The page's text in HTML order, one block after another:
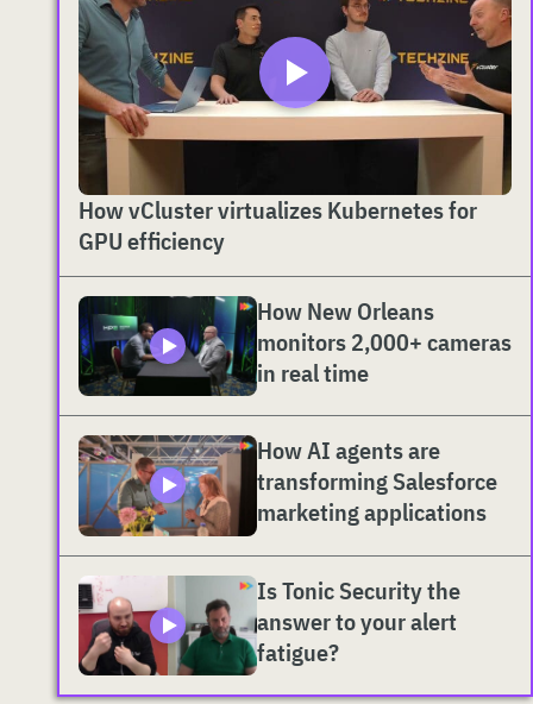
How vCluster virtualizes Kubernetes for
GPU efficiency
How New Orleans
monitors 2,000+ cameras
in real time
How AI agents are
transforming Salesforce
marketing applications
Is Tonic Security the
answer to your alert
fatigue?